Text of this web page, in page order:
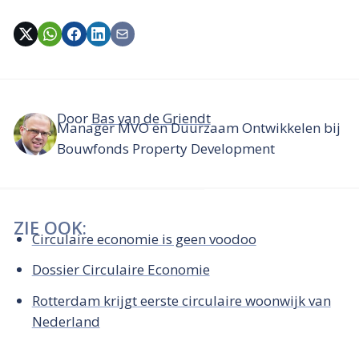
Door Bas van de Griendt
Manager MVO en Duurzaam Ontwikkelen bij
Bouwfonds Property Development
ZIE OOK:
Circulaire economie is geen voodoo
Dossier Circulaire Economie
Rotterdam krijgt eerste circulaire woonwijk van
Nederland